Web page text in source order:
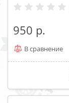
950
В сравнение